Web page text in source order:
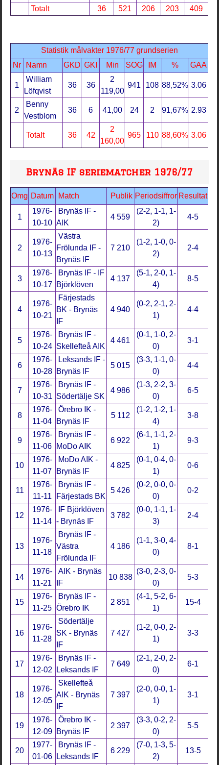
Totalt
36 521 206 203 409
Statistik målvakter 1976/77 grundserien
Nr
Namn GKD GKI Min SOG IM % GAA
1
William
Löfqvist
36 36
2
119,00
941 108 88,52% 3.06
2
Benny
Vestblom
36 6 41,00 24 2 91,67% 2.93
Totalt 36 42
2
160,00
965 110 88,60% 3.06
Brynäs IF seriematcher 1976/77
Omg Datum Match Publik Periodsiffror Resultat
1
1976-
10-10
Brynäs IF -
AIK
4 559
(2-2, 1-1, 1-
2)
4-5
2
1976-
10-13
Västra
Frölunda IF -
Brynäs IF
7 210
(1-2, 1-0, 0-
2)
2-4
3
1976-
10-17
Brynäs IF - IF
Björklöven
4 137
(5-1, 2-0, 1-
4)
8-5
4
1976-
10-21
Färjestads
BK - Brynäs
IF
4 940
(0-2, 2-1, 2-
1)
4-4
5
1976-
10-24
Brynäs IF -
Skellefteå AIK
4 461
(0-1, 1-0, 2-
0)
3-1
6
1976-
10-28
Leksands IF -
Brynäs IF
5 015
(3-3, 1-1, 0-
0)
4-4
7
1976-
10-31
Brynäs IF -
Södertälje SK
4 986
(1-3, 2-2, 3-
0)
6-5
8
1976-
11-04
Örebro IK -
Brynäs IF
5 112
(1-2, 1-2, 1-
4)
3-8
9
1976-
11-06
Brynäs IF -
MoDo AIK
6 922
(6-1, 1-1, 2-
1)
9-3
10
1976-
11-07
MoDo AIK -
Brynäs IF
4 825
(0-1, 0-4, 0-
1)
0-6
11
1976-
11-11
Brynäs IF -
Färjestads BK
5 426
(0-2, 0-0, 0-
0)
0-2
12
1976-
11-14
IF Björklöven
- Brynäs IF
3 782
(0-0, 1-1, 1-
3)
2-4
13
1976-
11-18
Brynäs IF -
Västra
Frölunda IF
4 186
(1-1, 3-0, 4-
0)
8-1
14
1976-
11-21
AIK - Brynäs
IF
10 838
(3-0, 2-3, 0-
0)
5-3
15
1976-
11-25
Brynäs IF -
Örebro IK
2 851
(4-1, 5-2, 6-
1)
15-4
16
1976-
11-28
Södertälje
SK - Brynäs
IF
7 427
(1-2, 0-0, 2-
1)
3-3
17
1976-
12-02
Brynäs IF -
Leksands IF
7 649
(2-1, 2-0, 2-
0)
6-1
18
1976-
12-05
Skellefteå
AIK - Brynäs
IF
7 397
(2-0, 0-0, 1-
1)
3-1
19
1976-
12-09
Örebro IK -
Brynäs IF
2 397
(3-3, 0-2, 2-
0)
5-5
20
1977-
01-06
Brynäs IF -
Leksands IF
6 229
(7-0, 1-3, 5-
2)
13-5